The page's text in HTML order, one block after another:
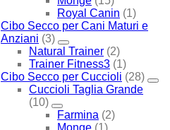
Royal Canin (1)
Cibo Secco per Cani Maturi e
Anziani (3)
Natural Trainer (2)
Trainer Fitness3 (1)
Cibo Secco per Cuccioli (28)
Cuccioli Taglia Grande
(10)
Farmina (2)
Monge (1)